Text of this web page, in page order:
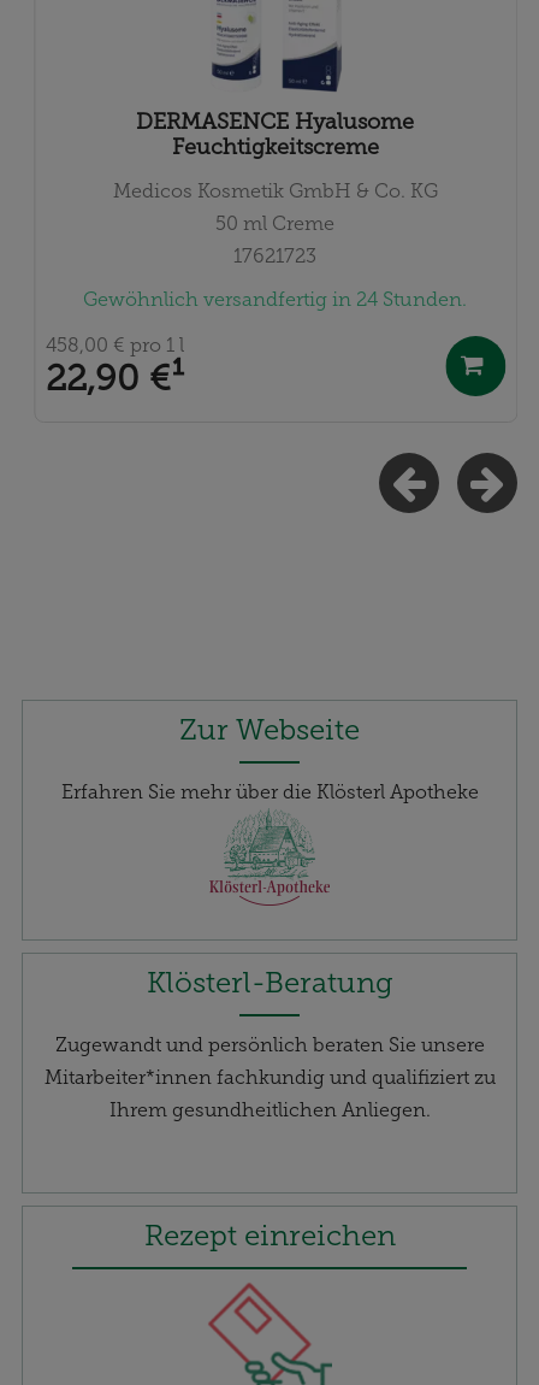
DERMASENCE Hyalusome
Feuchtigkeitscreme
Medicos Kosmetik GmbH & Co. KG
50 ml Creme
17621723
Gewöhnlich versandfertig in 24 Stunden.
22,90 €¹
458,00 € pro 1 l
Zur Webseite
Erfahren Sie mehr über die Klösterl Apotheke
Klösterl-Beratung
Zugewandt und persönlich beraten Sie unsere
Mitarbeiter*innen fachkundig und qualifiziert zu
Ihrem gesundheitlichen Anliegen.
Rezept einreichen